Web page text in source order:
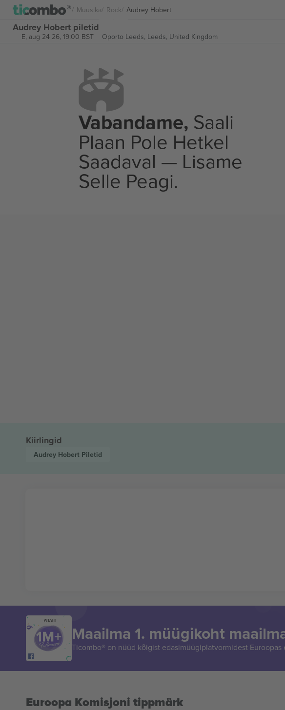
Muusika Rock Audrey Hobert
Audrey Hobert piletid
E, aug 24 26, 19:00 BST Oporto Leeds, Leeds, United Kingdom
Vabandame, Saali
Plaan Pole Hetkel
Saadaval — Lisame
Selle Peagi.
Kiirlingid
Audrey Hobert Piletid
AITÄH!
Maailma 1. müügikoht
Ticombo® on nüüd kõigist edasimüügiplatvormidest Euroopas
Euroopa Komisjoni tippmärk